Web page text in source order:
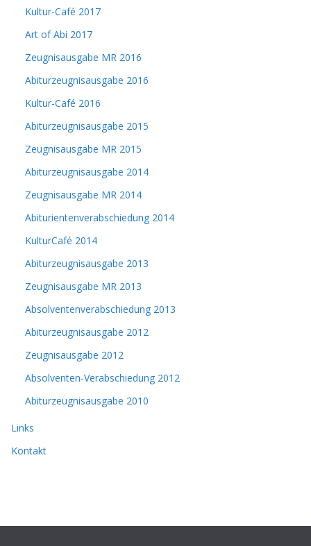
Kultur-Café 2017
Art of Abi 2017
Zeugnisausgabe MR 2016
Abiturzeugnisausgabe 2016
Kultur-Café 2016
Abiturzeugnisausgabe 2015
Zeugnisausgabe MR 2015
Abiturzeugnisausgabe 2014
Zeugnisausgabe MR 2014
Abiturientenverabschiedung 2014
KulturCafé 2014
Abiturzeugnisausgabe 2013
Zeugnisausgabe MR 2013
Absolventenverabschiedung 2013
Abiturzeugnisausgabe 2012
Zeugnisausgabe 2012
Absolventen-Verabschiedung 2012
Abiturzeugnisausgabe 2010
Links
Kontakt